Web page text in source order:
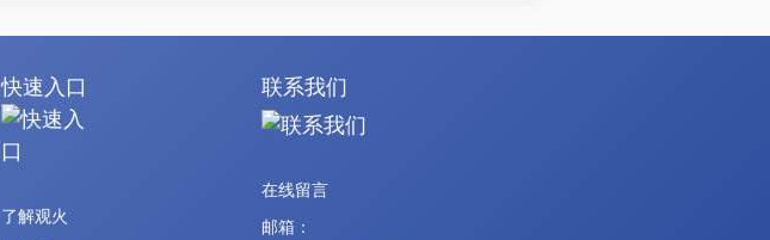
快速入口
了解观火
联系我们
在线留言
邮箱：